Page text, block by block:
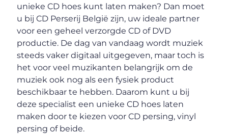
unieke CD hoes kunt laten maken? Dan moet
u bij CD Perserij België zijn, uw ideale partner
voor een geheel verzorgde CD of DVD
productie. De dag van vandaag wordt muziek
steeds vaker digitaal uitgegeven, maar toch is
het voor veel muzikanten belangrijk om de
muziek ook nog als een fysiek product
beschikbaar te hebben. Daarom kunt u bij
deze specialist een unieke CD hoes laten
maken door te kiezen voor CD persing, vinyl
persing of beide.